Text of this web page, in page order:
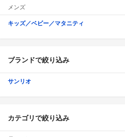
メンズ
キッズ／ベビー／マタニティ
ブランドで絞り込み
サンリオ
カテゴリで絞り込み